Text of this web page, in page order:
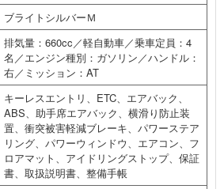
ブライトシルバーＭ
排気量：660cc／軽自動車／乗車定員：4
名／エンジン種別：ガソリン／ハンドル：
右／ミッション：AT
キーレスエントリ、ETC、エアバック、
ABS、助手席エアバック、横滑り防止装
置、衝突被害軽減ブレーキ、パワーステア
リング、パワーウィンドウ、エアコン、フ
ロアマット、アイドリングストップ、保証
書、取扱説明書、整備手帳